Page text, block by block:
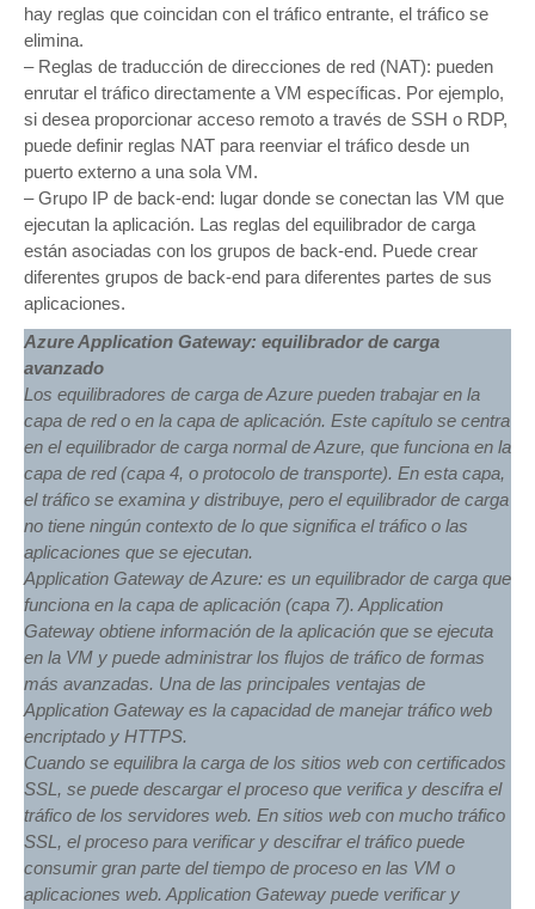
hay reglas que coincidan con el tráfico entrante, el tráfico se
elimina.
– Reglas de traducción de direcciones de red (NAT): pueden
enrutar el tráfico directamente a VM específicas. Por ejemplo,
si desea proporcionar acceso remoto a través de SSH o RDP,
puede definir reglas NAT para reenviar el tráfico desde un
puerto externo a una sola VM.
– Grupo IP de back-end: lugar donde se conectan las VM que
ejecutan la aplicación. Las reglas del equilibrador de carga
están asociadas con los grupos de back-end. Puede crear
diferentes grupos de back-end para diferentes partes de sus
aplicaciones.
Azure Application Gateway: equilibrador de carga
avanzado
Los equilibradores de carga de Azure pueden trabajar en la
capa de red o en la capa de aplicación. Este capítulo se centra
en el equilibrador de carga normal de Azure, que funciona en la
capa de red (capa 4, o protocolo de transporte). En esta capa,
el tráfico se examina y distribuye, pero el equilibrador de carga
no tiene ningún contexto de lo que significa el tráfico o las
aplicaciones que se ejecutan.
Application Gateway de Azure: es un equilibrador de carga que
funciona en la capa de aplicación (capa 7). Application
Gateway obtiene información de la aplicación que se ejecuta
en la VM y puede administrar los flujos de tráfico de formas
más avanzadas. Una de las principales ventajas de
Application Gateway es la capacidad de manejar tráfico web
encriptado y HTTPS.
Cuando se equilibra la carga de los sitios web con certificados
SSL, se puede descargar el proceso que verifica y descifra el
tráfico de los servidores web. En sitios web con mucho tráfico
SSL, el proceso para verificar y descifrar el tráfico puede
consumir gran parte del tiempo de proceso en las VM o
aplicaciones web. Application Gateway puede verificar y